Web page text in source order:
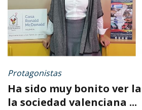
Protagonistas
Ha sido muy bonito ver
la sociedad valenciana ...